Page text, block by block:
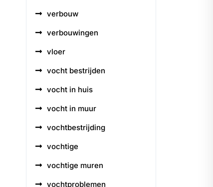
verbouw
verbouwingen
vloer
vocht bestrijden
vocht in huis
vocht in muur
vochtbestrijding
vochtige
vochtige muren
vochtproblemen